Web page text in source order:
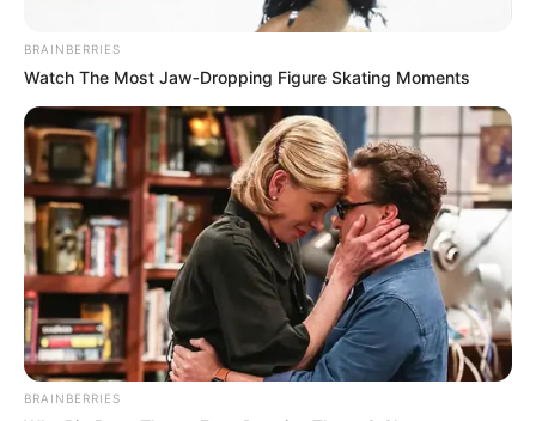
BRAINBERRIES
Watch The Most Jaw‑Dropping Figure Skating Moments
BRAINBERRIES